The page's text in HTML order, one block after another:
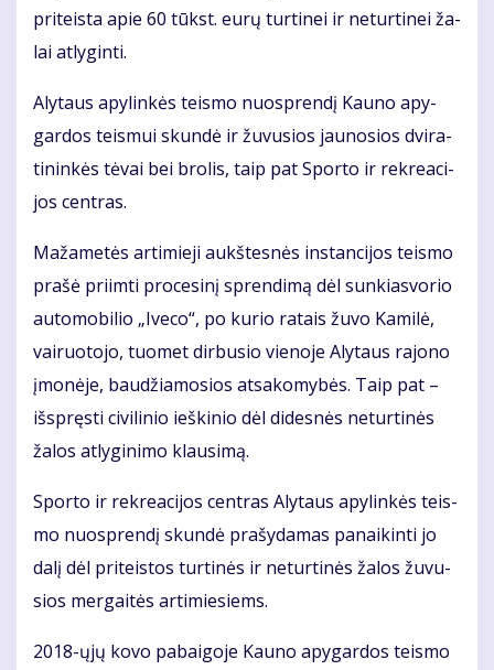
pri­teis­ta apie 60 tūkst. eu­rų tur­ti­nei ir ne­tur­ti­nei ža­
lai at­ly­gin­ti.
Aly­taus apy­lin­kės teis­mo nuosp­ren­dį Kau­no apy­
gar­dos teis­mui skun­dė ir žu­vu­sios jau­no­sios dvi­ra­
ti­nin­kės tė­vai bei bro­lis, taip pat Spor­to ir rek­re­a­ci­
jos cen­tras.
Ma­ža­me­tės ar­ti­mie­ji aukš­tes­nės ins­tan­ci­jos teis­mo
pra­šė pri­im­ti pro­ce­si­nį spren­di­mą dėl sun­kias­vo­rio
au­to­mo­bi­lio „Ive­co“, po ku­rio ra­tais žu­vo Ka­mi­lė,
vai­ruo­to­jo, tuo­met dir­bu­sio vie­no­je Aly­taus ra­jo­no
įmo­nė­je, bau­džia­mo­sios at­sa­ko­my­bės. Taip pat –
iš­spręs­ti ci­vi­li­nio ieš­ki­nio dėl di­des­nės ne­tur­ti­nės
ža­los at­ly­gi­ni­mo klau­si­mą.
Spor­to ir rek­re­a­ci­jos cen­tras Aly­taus apy­lin­kės teis­
mo nuosp­ren­dį skun­dė pra­šy­da­mas pa­nai­kin­ti jo
da­lį dėl pri­teis­tos tur­ti­nės ir ne­tur­ti­nės ža­los žu­vu­
sios mer­gai­tės ar­ti­mie­siems.
2018-ųjų ko­vo pa­bai­go­je Kau­no apy­gar­dos teis­mo